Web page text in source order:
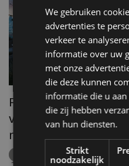
Front row seats voor
van 12 augustus:
natuurfenomeen in
zonsverduistering eclips
We gebruiken
advertenties te
verkeer te
informatie over uw
met onze
die deze kunnen
informatie die u
die zij hebben
van hun diensten.
Strikt
noodzakelijk